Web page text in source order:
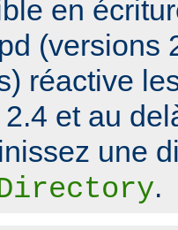
en
(versions
réactive
et au
une
.